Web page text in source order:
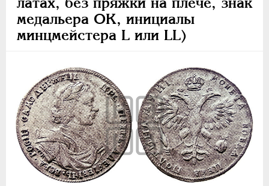
медальера ОК, инициалы
минцмейстера L или LL)